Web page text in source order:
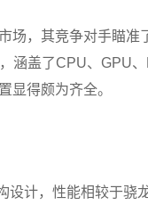
场，其竞争对手瞄
涵盖了CPU、GPU
显得颇为齐全。
计，性能相较于骁